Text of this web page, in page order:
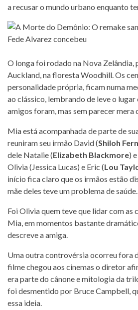
a recusar o mundo urbano enquanto
O longa foi rodado na Nova Zelândia,
Auckland, na floresta Woodhill. Os
personalidade própria, ficam numa
ao clássico, lembrando de leve o lugar
amigos foram, mas sem parecer mera
Mia está acompanhada de parte de
reuniram seu irmão David (Shiloh
dele Natalie (Elizabeth Blackmore)
Olivia (Jessica Lucas) e Eric (Lou
início fica claro que os irmãos estão
mãe deles teve um problema de saúde.
Foi Olivia quem teve que lidar com as
Mia, em momentos bastante
descreve a amiga.
Uma outra controvérsia ocorreu fora
filme chegou aos cinemas o diretor
era parte do cânone e mitologia da
foi desmentido por Bruce Campbell,
essa ideia.